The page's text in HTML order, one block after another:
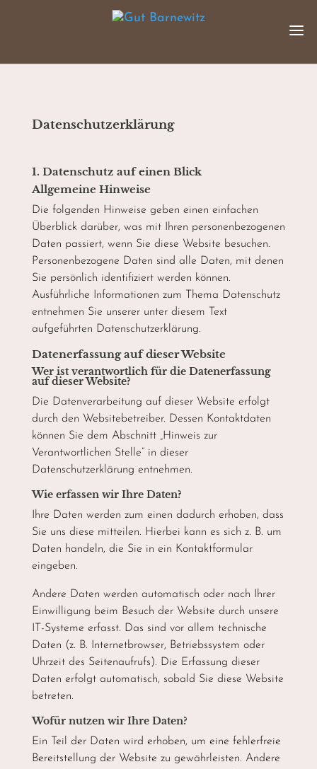
Datenschutz­erklärung
1. Datenschutz auf einen Blick
Allgemeine Hinweise
Die folgenden Hinweise geben einen einfachen
Überblick darüber, was mit Ihren personenbezogenen
Daten passiert, wenn Sie diese Website besuchen.
Personenbezogene Daten sind alle Daten, mit denen
Sie persönlich identifiziert werden können.
Ausführliche Informationen zum Thema Datenschutz
entnehmen Sie unserer unter diesem Text
aufgeführten Datenschutzerklärung.
Datenerfassung auf dieser Website
Wer ist verantwortlich für die Datenerfassung
auf dieser Website?
Die Datenverarbeitung auf dieser Website erfolgt
durch den Websitebetreiber. Dessen Kontaktdaten
können Sie dem Abschnitt „Hinweis zur
Verantwortlichen Stelle“ in dieser
Datenschutzerklärung entnehmen.
Wie erfassen wir Ihre Daten?
Ihre Daten werden zum einen dadurch erhoben, dass
Sie uns diese mitteilen. Hierbei kann es sich z. B. um
Daten handeln, die Sie in ein Kontaktformular
eingeben.
Andere Daten werden automatisch oder nach Ihrer
Einwilligung beim Besuch der Website durch unsere
IT-Systeme erfasst. Das sind vor allem technische
Daten (z. B. Internetbrowser, Betriebssystem oder
Uhrzeit des Seitenaufrufs). Die Erfassung dieser
Daten erfolgt automatisch, sobald Sie diese Website
betreten.
Wofür nutzen wir Ihre Daten?
Ein Teil der Daten wird erhoben, um eine fehlerfreie
Bereitstellung der Website zu gewährleisten. Andere